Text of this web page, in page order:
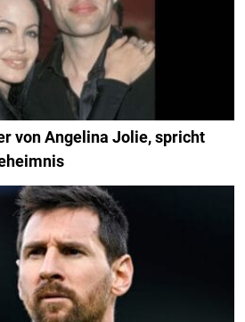
von Angelina Jolie, spricht